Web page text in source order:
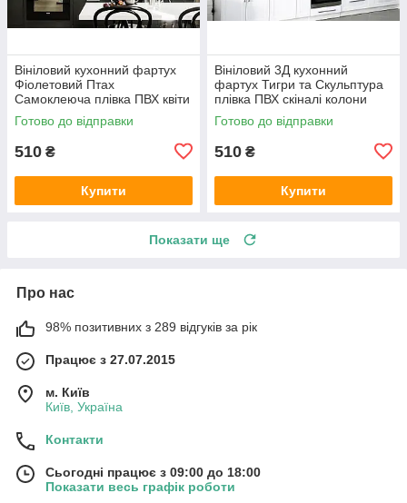
Вініловий кухонний фартух
Фіолетовий Птах
Самоклеюча плівка ПВХ квіти
метелика букети 600х2000
мм
Готово до відправки
510 ₴
Купити
Вініловий 3Д кухонний
фартух Тигри та Скульптура
плівка ПВХ скіналі колони
Тварини Бежевий 600х2000
мм
Готово до відправки
510 ₴
Купити
Показати ще
Про нас
98% позитивних з 289 відгуків за рік
Працює з 27.07.2015
м. Київ
Київ, Україна
Контакти
Сьогодні працює з 09:00 до 18:00
Показати весь графік роботи